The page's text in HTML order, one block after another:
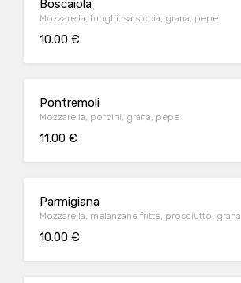
Boscaiola
Mozzarella, funghi, salsiccia, grana, pepe
10.00 €
Pontremoli
Mozzarella, porcini, grana, pepe
11.00 €
Parmigiana
Mozzarella, melanzane fritte, prosciutto, grana
10.00 €